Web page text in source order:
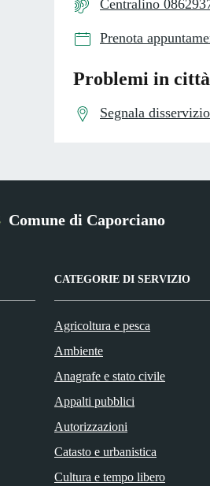
Centralino
Prenota
Problemi in città
Segnala disservizio
Comune di Caporciano
CATEGORIE DI SERVIZIO
Agricoltura e pesca
Ambiente
Anagrafe e stato civile
Appalti pubblici
Autorizzazioni
Catasto e urbanistica
Cultura e tempo libero